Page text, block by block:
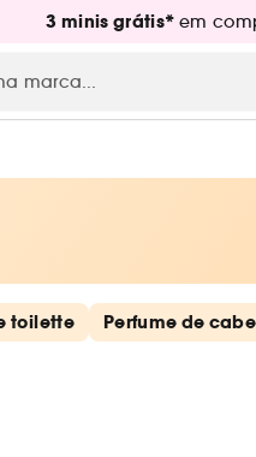
3 minis grátis* em
toilette Perfume de